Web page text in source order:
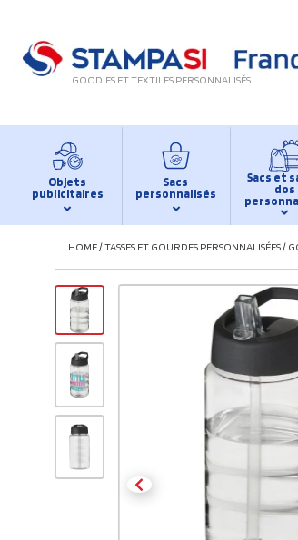
GOODIES ET TEXTILES PERSONNALISÉS
Objets
publicitaires
Sacs
personnalisés
Sacs et
dos
HOME/TASSES ET GOURDES PERSONNALISÉES/